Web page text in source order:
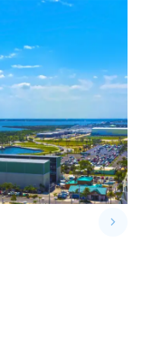
keyboard_arrow_right